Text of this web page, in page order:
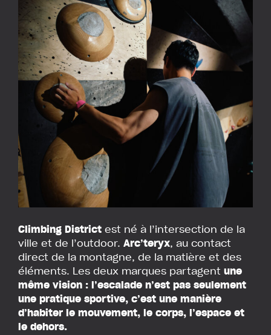
Climbing District est né à l’intersection de la
ville et de l’outdoor. Arc’teryx, au contact
direct de la montagne, de la matière et des
éléments. Les deux marques partagent une
même vision : l’escalade n’est pas seulement
une pratique sportive, c’est une manière
d’habiter le mouvement, le corps, l’espace et
le dehors.